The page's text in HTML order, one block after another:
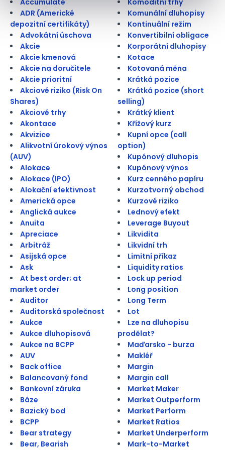
ADR (Americké
depozitní certifikáty)
Advokátní úschova
Akcie
Akcie kmenová
Akcie na doručitele
Akcie prioritní
Akciové riziko (Risk On
Shares)
Akciové trhy
Akontace
Akvizice
Alikvotní úrokový výnos
(AUV)
Alokace
Alokace (IPO)
Alokační efektivnost
Americká opce
Anglická aukce
Anuita
Apreciace
Arbitráž
Asijská opce
Ask
At best order; at
market order
Auditor
Auditorská společnost
Aukce
Aukce dluhopisová
Aukce na BCPP
AUV
Back office
Balancovaný fond
Bankovní záruka
Báze
Bazický bod
BCPP
Bear strategy
Bear, Bearish
Komunální dluhopisy
Kontinuální režim
Konvertibilní obligace
Korporátní dluhopisy
Kotace
Kotovaná měna
Krátká pozice
Krátká pozice (short
selling)
Krátký klient
Křížový kurz
Kupní opce (call
option)
Kupónový dluhopis
Kupónový výnos
Kurz cenného papíru
Kurzotvorný obchod
Kurzové riziko
Lednový efekt
Leverage Buyout
Likvidita
Likvidní trh
Limitní příkaz
Liquidity ratios
Lock up period
Long position
Long Term
Lot
Lze na dluhopisu
prodělat?
Maďarsko - burza
Makléř
Margin
Margin call
Market Maker
Market Outperform
Market Perform
Market Ratios
Market Underperform
Mark-to-Market